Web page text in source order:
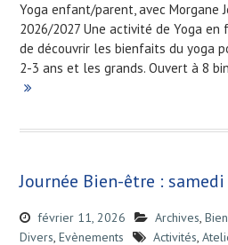
Yoga enfant/parent, avec Morgane
2026/2027 Une activité de Yoga
de découvrir les bienfaits du yoga
2-3 ans et les grands. Ouvert à 8
Journée Bien-être :
février 11, 2026 Archives,
Divers, Evènements Activités,